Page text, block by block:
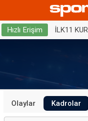
Hızlı Erişim İLK11 KUR
Olaylar Kadrolar